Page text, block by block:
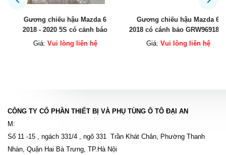
Gương chiếu hậu Mazda 6
2018 - 2020 5S có cảnh báo
GRW969121A / GRW969181A
Giá:Vui lòng liên hệ
Gương chiếu hậu Mazda 6
2018 có cánh bảo GRW969181A
Giá:Vui lòng liên hệ
CÔNG TY CỔ PHẦN THIẾT BỊ VÀ PHỤ TÙNG Ô TÔ ĐẠI AN
M:
Số 11 -15 , ngách 331/4 , ngõ 331 Trần Khát Chân, Phường Thanh
Nhàn, Quận Hai Bà Trưng, TP.Hà Nội